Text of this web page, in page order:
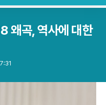
왜곡, 역사에 대한